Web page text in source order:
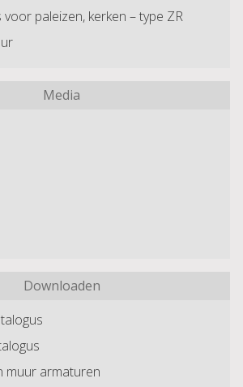
paleizen, kerken – type ZR
Media
Downloaden
muur armaturen